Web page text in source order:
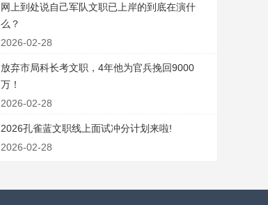
网上到处说自己军队文职已上岸的到底在演什
么？
2026-02-28
放弃市局科长考文职，4年他为官兵挽回9000
万！
2026-02-28
2026孔雀蓝文职线上面试冲分计划来啦!
2026-02-28